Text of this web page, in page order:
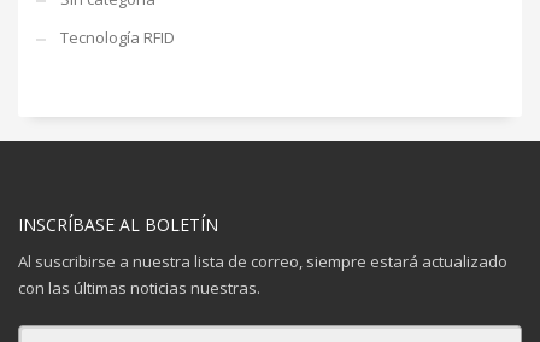
Tecnología RFID
INSCRÍBASE AL BOLETÍN
Al suscribirse a nuestra lista de correo, siempre estará actualizado
con las últimas noticias nuestras.